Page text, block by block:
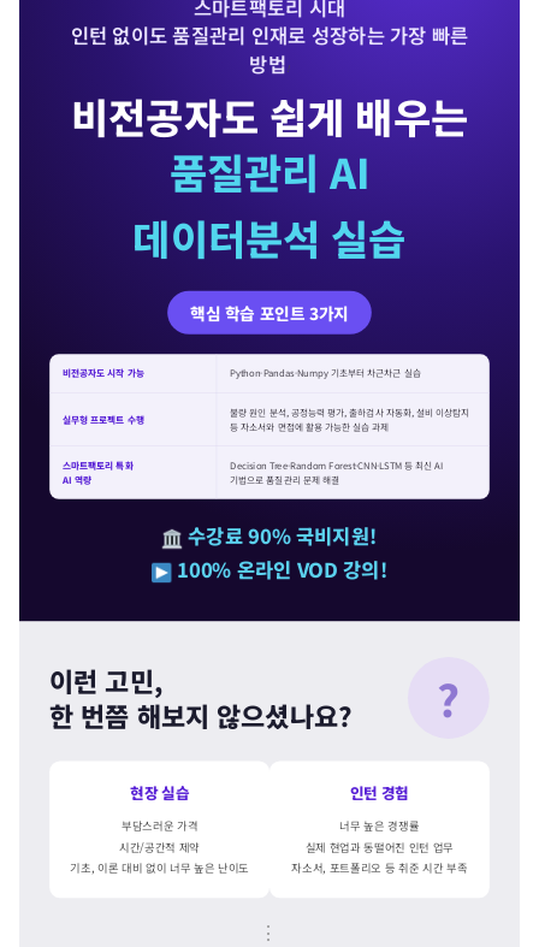
스마트팩토리 시대
인턴 없이도 품질관리 인재로 성장하는 가장 빠른
방법!
비전공자도 쉽게 배우는
품질관리 AI
데이터분석 실습
핵심 학습 포인트 3가지
비전공자도 시작 가능 Python·Pandas·Numpy 기초부터 차근차근 실습
실무형 프로젝트 수행
불량 원인 분석, 공정능력 평가, 출하검사 자동화, 설비 이상탐지
등 자소서와 면접에 활용 가능한 실습 과제
스마트팩토리 특화
AI 역량
Decision Tree·Random Forest·CNN·LSTM 등 최신 AI
기법으로 품질관리 문제 해결
수강료 90% 국비지원!
100% 온라인 VOD 강의!
이런 고민,
한 번쯤 해보지 않으셨나요? ?
현장 실습
부담스러운 가격
시간/공간적 제약
기초, 이론 대비 없이 너무 높은 난이도
인턴 경험
너무 높은 경쟁률
실제 현업과 동떨어진 인턴 업무
자소서, 포트폴리오 등 취준 시간 부족
⋮